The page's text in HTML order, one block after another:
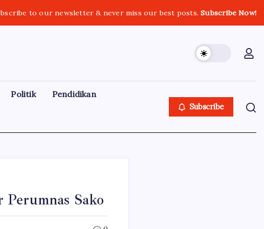
to our newsletter & never miss our best posts.Subscribe Now!
Politik Pendidikan
Subscribe
Sako